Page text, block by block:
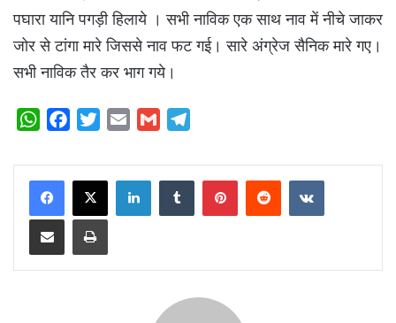
पघारा यानि पगड़ी हिलाये । सभी नाविक एक साथ नाव में नीचे जाकर
जोर से टांगा मारे जिससे नाव फट गई। सारे अंग्रेज सैनिक मारे गए।
सभी नाविक तैर कर भाग गये।
W
a
t
s
A
p
c
b
o
i
t
r
a
i
l
a
l
l
g